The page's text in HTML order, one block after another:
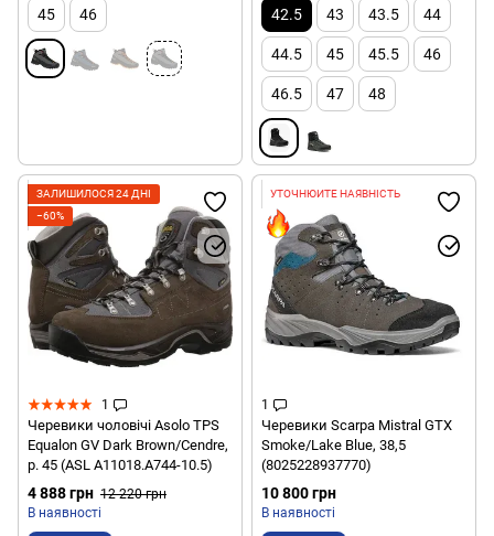
45 46 42.5 43 43.5 44
44.5 45 45.5 46
46.5 47 48
ЗАЛИШИЛОСЯ 24 ДНІ
−60%
1
Черевики чоловічі Asolo TPS
Equalon GV Dark Brown/Cendre,
р. 45 (ASL A11018.A744-10.5)
4 888 грн 12 220 грн
В наявності
УТОЧНЮЙТЕ НАЯВНІСТЬ
1
Черевики Scarpa Mistral GTX
Smoke/Lake Blue, 38,5
(8025228937770)
10 800 грн
В наявності